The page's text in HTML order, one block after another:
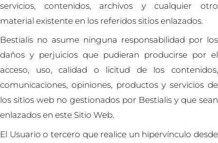
servicios, contenidos, archivos y cualquier otro
material existente en los referidos sitios enlazados.
Bestialis no asume ninguna responsabilidad por los
daños y perjuicios que pudieran producirse por el
acceso, uso, calidad o licitud de los contenidos,
comunicaciones, opiniones, productos y servicios de
los sitios web no gestionados por Bestialis y que sean
enlazados en este Sitio Web.
El Usuario o tercero que realice un hipervínculo desde